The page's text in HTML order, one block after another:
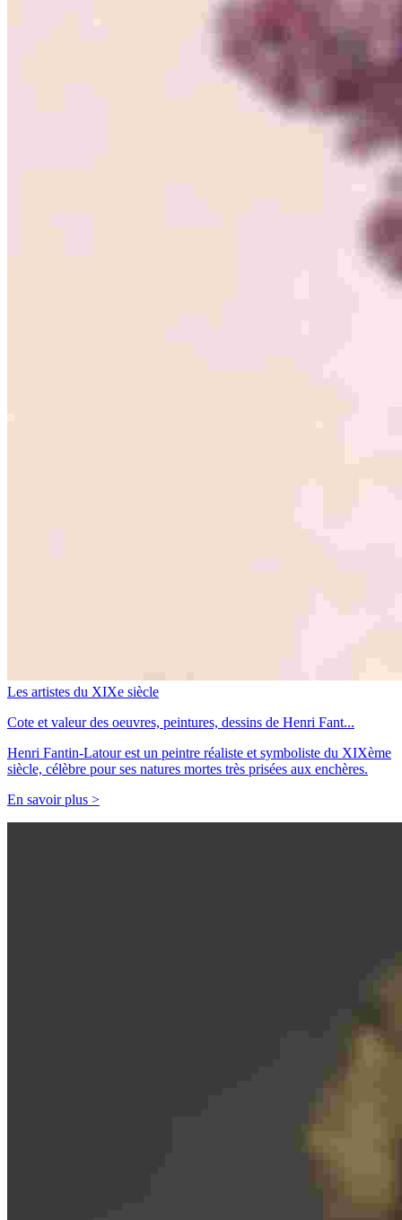
Les artistes du XIXe siècle
Cote et valeur des oeuvres, peintures, dessins de Henri Fant...
Henri Fantin-Latour est un peintre réaliste et symboliste du XIXème
siècle, célèbre pour ses natures mortes très prisées aux enchères.
En savoir plus >